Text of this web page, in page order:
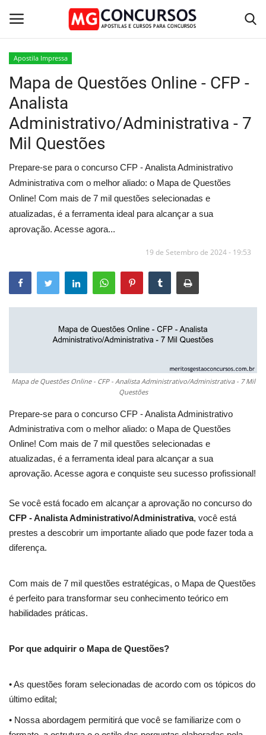
Home
Apostilas PDF
Apostila Impressa
Cursos Online
Combo Apostilas
Apostila Impressa
Mapa de Questões Online - CFP -
Analista
Administrativo/Administrativa - 7
Mil Questões
Prepare-se para o concurso CFP - Analista Administrativo
Administrativa com o melhor aliado: o Mapa de Questões
Online! Com mais de 7 mil questões selecionadas e
atualizadas, é a ferramenta ideal para alcançar a sua
aprovação. Acesse agora...
19 de Setembro de 2024 - 19:53
Mapa de Questões Online - CFP - Analista Administrativo/Administrativa - 7 Mil
Questões
Prepare-se para o concurso CFP - Analista Administrativo
Administrativa com o melhor aliado: o Mapa de Questões
Online! Com mais de 7 mil questões selecionadas e
atualizadas, é a ferramenta ideal para alcançar a sua
aprovação. Acesse agora e conquiste seu sucesso profissional!
Se você está focado em alcançar a aprovação no concurso do
CFP - Analista Administrativo/Administrativa, você está
prestes a descobrir um importante aliado que pode fazer toda a
diferença.
Com mais de 7 mil questões estratégicas, o Mapa de Questões
é perfeito para transformar seu conhecimento teórico em
habilidades práticas.
Por que adquirir o Mapa de Questões?
• As questões foram selecionadas de acordo com os tópicos do
último edital;
• Nossa abordagem permitirá que você se familiarize com o